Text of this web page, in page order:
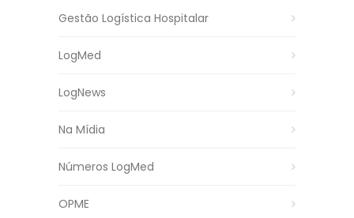
Gestão Logística Hospitalar
LogMed
LogNews
Na Mídia
Números LogMed
OPME